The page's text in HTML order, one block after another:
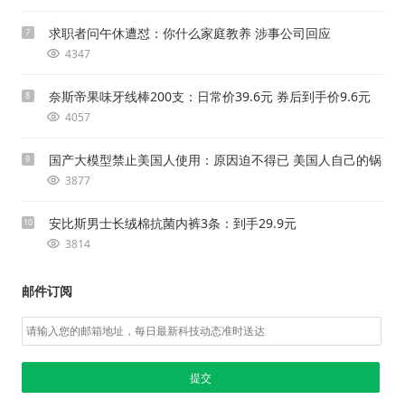
7 求职者问午休遭怼：你什么家庭教养 涉事公司回应
4347
8 奈斯帝果味牙线棒200支：日常价39.6元 券后到手价9.6元
4057
9 国产大模型禁止美国人使用：原因迫不得已 美国人自己的锅
3877
10 安比斯男士长绒棉抗菌内裤3条：到手29.9元
3814
邮件订阅